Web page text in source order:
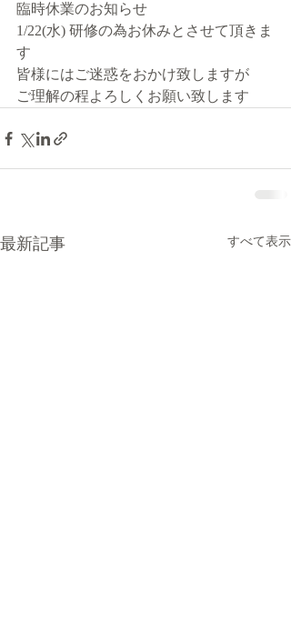
臨時休業のお知らせ
1/22(水) 研修の為お休みとさせて頂きま
す
皆様にはご迷惑をおかけ致しますが
ご理解の程よろしくお願い致します
最新記事 すべて表示